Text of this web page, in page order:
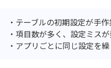
テーブルの初期設定が手
項目数が多く、設定ミス
アプリごとに同じ設定を